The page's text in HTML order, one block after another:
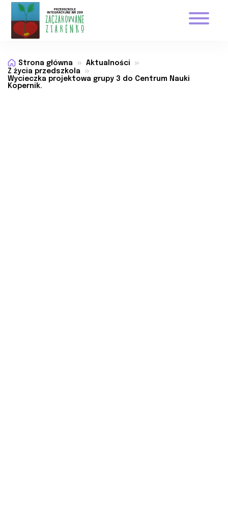
Strona główna
Aktualności
Z życia przedszkola
Wycieczka projektowa grupy 3 do Centrum Nauki
Kopernik.